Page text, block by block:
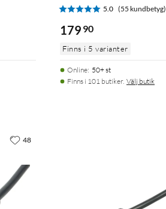
5.0 (55 kundbetyg)
179 90
Finns i 5 varianter
Online: 50+ st
Finns i 101 butiker. Välj butik
48